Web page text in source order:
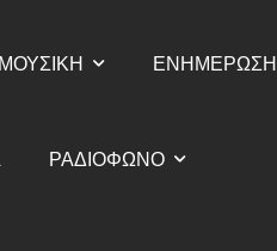
ΜΟΥΣΙΚΗ ΕΝΗΜΕΡΩΣΗ
ΡΑΔΙΟΦΩΝΟ